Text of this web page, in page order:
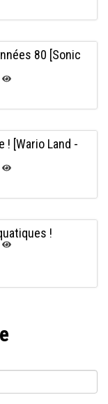
80 [Sonic
! [Wario Land -
!